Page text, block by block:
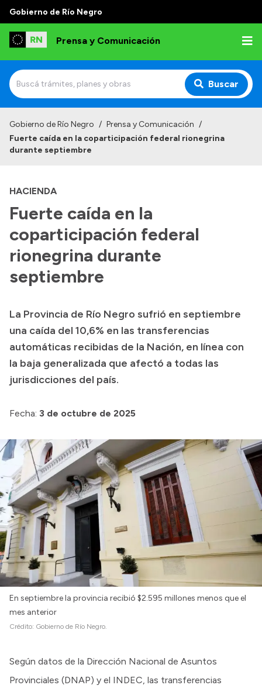
Gobierno de Río Negro
Prensa y Comunicación
Buscar
Institucional
Referentes de prensa
Archivo de noticias
Transparencia
Presupuesto
Consulta de expedientes
Consulta de pago a proveedores
Convocatorias
Login
Gobierno de Río Negro / Prensa y Comunicación /
Fuerte caída en la coparticipación federal rionegrina
durante septiembre
HACIENDA
Fuerte caída en la
coparticipación federal
rionegrina durante
septiembre
La Provincia de Río Negro sufrió en septiembre
una caída del 10,6% en las transferencias
automáticas recibidas de la Nación, en línea con
la baja generalizada que afectó a todas las
jurisdicciones del país.
Fecha: 3 de octubre de 2025
En septiembre la provincia recibió $2.595 millones menos que el
mes anterior
Crédito: Gobierno de Río Negro.
Según datos de la Dirección Nacional de Asuntos
Provinciales (DNAP) y el INDEC, las transferencias